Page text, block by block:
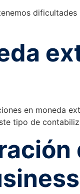
dificultades
en moneda
tipo de